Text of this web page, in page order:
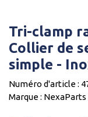
Tri-clamp
Collier de
simple -
Numéro d'article :
Marque : NexaParts